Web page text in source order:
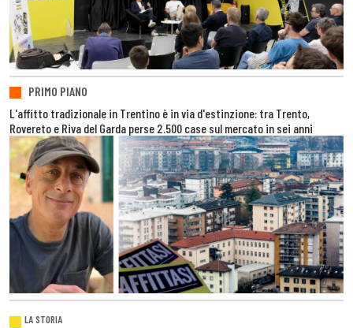
PRIMO PIANO
L'affitto tradizionale in Trentino è in via d'estinzione: tra Trento,
Rovereto e Riva del Garda perse 2.500 case sul mercato in sei anni
LA STORIA